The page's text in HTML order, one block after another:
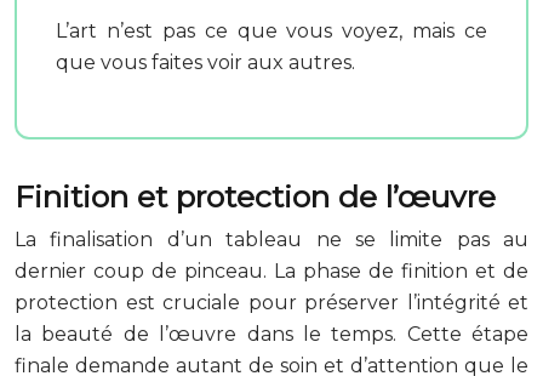
L’art n’est pas ce que vous voyez, mais ce
que vous faites voir aux autres.
Finition et protection de l’œuvre
La finalisation d’un tableau ne se limite pas au
dernier coup de pinceau. La phase de finition et de
protection est cruciale pour préserver l’intégrité et
la beauté de l’œuvre dans le temps. Cette étape
finale demande autant de soin et d’attention que le